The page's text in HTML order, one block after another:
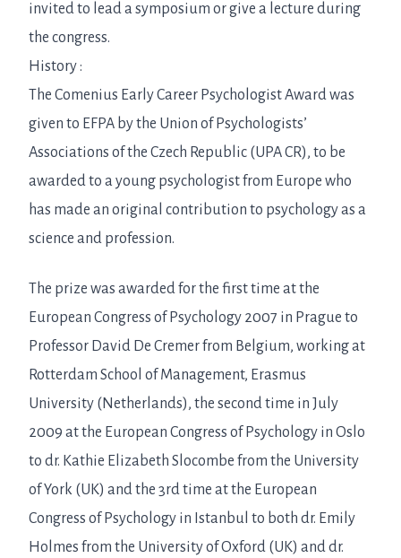
invited to lead a symposium or give a lecture during
the congress.
History :
The Comenius Early Career Psychologist Award was
given to EFPA by the Union of Psychologists’
Associations of the Czech Republic (UPA CR), to be
awarded to a young psychologist from Europe who
has made an original contribution to psychology as a
science and profession.
The prize was awarded for the first time at the
European Congress of Psychology 2007 in Prague to
Professor David De Cremer from Belgium, working at
Rotterdam School of Management, Erasmus
University (Netherlands), the second time in July
2009 at the European Congress of Psychology in Oslo
to dr. Kathie Elizabeth Slocombe from the University
of York (UK) and the 3rd time at the European
Congress of Psychology in Istanbul to both dr. Emily
Holmes from the University of Oxford (UK) and dr.